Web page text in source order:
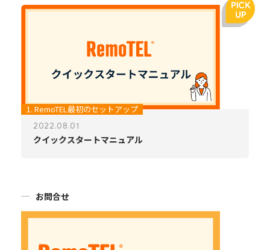
1. RemoTEL最初のセットアップ
2022.08.01
クイックスタートマニュアル
お問合せ